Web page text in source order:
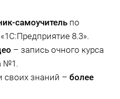
самоучитель по
8.3».
– запись очного курса
№1.
своих знаний – более